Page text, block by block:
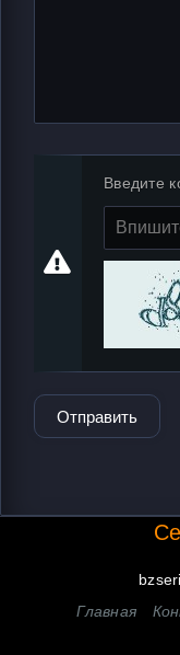
Введите
Отправить
Главная